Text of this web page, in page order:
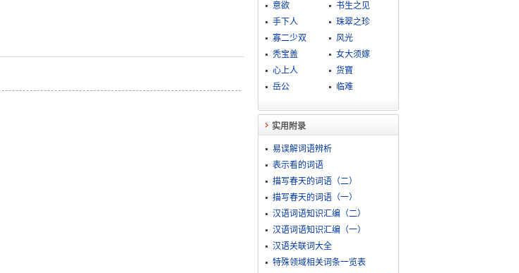
意欲
书生之见
手下人
珠翠之珍
寡二少双
风光
秃宝盖
女大须嫁
心上人
货寶
岳公
临难
实用附录
易误解词语辨析
表示看的词语
描写春天的词语（二）
描写春天的词语（一）
汉语词语知识汇编（二）
汉语词语知识汇编（一）
汉语关联词大全
特殊领域相关词条一览表